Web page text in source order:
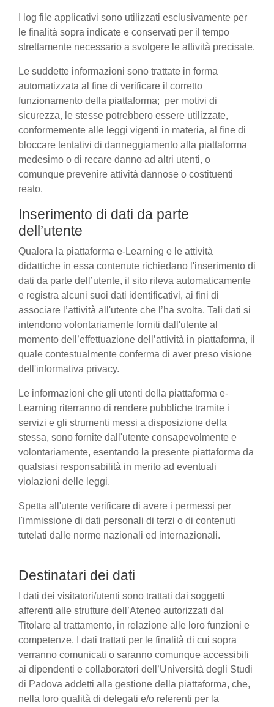
I log file applicativi sono utilizzati esclusivamente per
le finalità sopra indicate e conservati per il tempo
strettamente necessario a svolgere le attività precisate.
Le suddette informazioni sono trattate in forma
automatizzata al fine di verificare il corretto
funzionamento della piattaforma; per motivi di
sicurezza, le stesse potrebbero essere utilizzate,
conformemente alle leggi vigenti in materia, al fine di
bloccare tentativi di danneggiamento alla piattaforma
medesimo o di recare danno ad altri utenti, o
comunque prevenire attività dannose o costituenti
reato.
Inserimento di dati da parte
dell’utente
Qualora la piattaforma e-Learning e le attività
didattiche in essa contenute richiedano l'inserimento di
dati da parte dell’utente, il sito rileva automaticamente
e registra alcuni suoi dati identificativi, ai fini di
associare l’attività all'utente che l’ha svolta. Tali dati si
intendono volontariamente forniti dall'utente al
momento dell’effettuazione dell’attività in piattaforma, il
quale contestualmente conferma di aver preso visione
dell'informativa privacy.
Le informazioni che gli utenti della piattaforma e-
Learning riterranno di rendere pubbliche tramite i
servizi e gli strumenti messi a disposizione della
stessa, sono fornite dall'utente consapevolmente e
volontariamente, esentando la presente piattaforma da
qualsiasi responsabilità in merito ad eventuali
violazioni delle leggi.
Spetta all'utente verificare di avere i permessi per
l'immissione di dati personali di terzi o di contenuti
tutelati dalle norme nazionali ed internazionali.
Destinatari dei dati
I dati dei visitatori/utenti sono trattati dai soggetti
afferenti alle strutture dell’Ateneo autorizzati dal
Titolare al trattamento, in relazione alle loro funzioni e
competenze. I dati trattati per le finalità di cui sopra
verranno comunicati o saranno comunque accessibili
ai dipendenti e collaboratori dell’Università degli Studi
di Padova addetti alla gestione della piattaforma, che,
nella loro qualità di delegati e/o referenti per la